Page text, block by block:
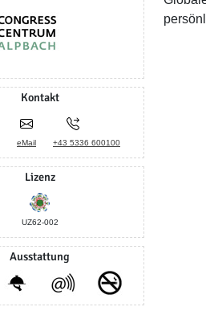
Kontakt
eMail +43 5336 600100
Lizenz
UZ62-002
Ausstattung